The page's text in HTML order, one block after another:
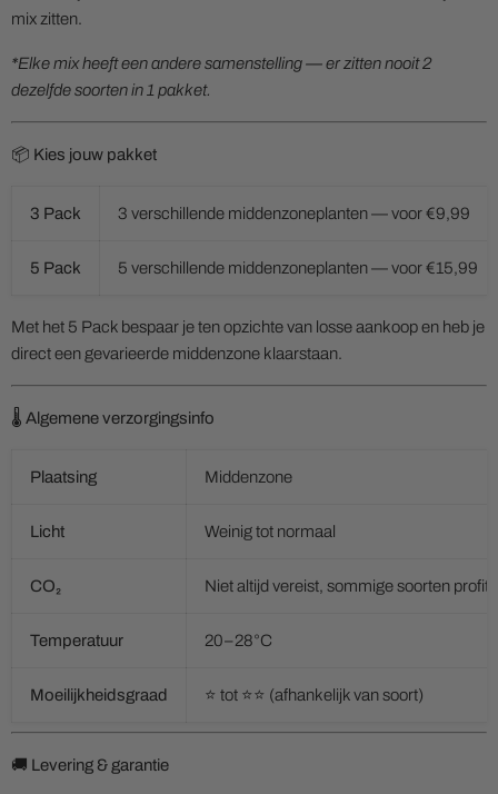
mix zitten.
*Elke mix heeft een andere samenstelling — er zitten nooit 2
dezelfde soorten in 1 pakket.
📦 Kies jouw pakket
3 Pack 3 verschillende middenzoneplanten — voor €9,99
5 Pack 5 verschillende middenzoneplanten — voor €15,99
Met het 5 Pack bespaar je ten opzichte van losse aankoop en heb je
direct een gevarieerde middenzone klaarstaan.
🌡️ Algemene verzorgingsinfo
Plaatsing Middenzone
Licht Weinig tot normaal
CO₂ Niet altijd vereist, sommige soorten
Temperatuur 20–28°C
Moeilijkheidsgraad ⭐ tot ⭐⭐ (afhankelijk van soort)
🚚 Levering & garantie